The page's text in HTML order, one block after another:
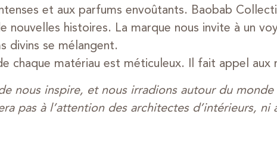
et aux parfums envoûtants. Baobab
nouvelles histoires. La marque nous invite à un
divins se mélangent.
chaque matériau est méticuleux. Il fait appel aux
nous inspire, et nous irradions autour du
pas à l’attention des architectes d’intérieurs,